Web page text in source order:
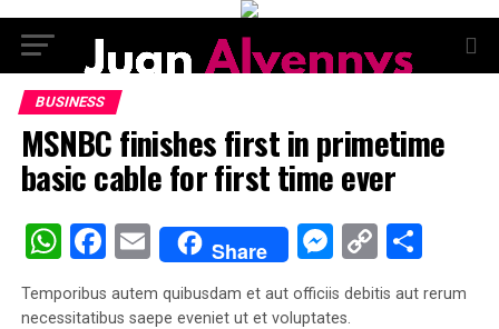
BUSINESS
MSNBC finishes first in primetime
basic cable for first time ever
WhatsApp
Facebook
EmailShare
Copy
Link
Temporibus autem quibusdam et aut officiis debitis aut rerum
necessitatibus saepe eveniet ut et voluptates.